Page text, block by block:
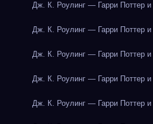
Дж. К. Роулинг — Гарри Поттер
Дж. К. Роулинг — Гарри Поттер
Дж. К. Роулинг — Гарри Поттер
Дж. К. Роулинг — Гарри Поттер
Дж. К. Роулинг — Гарри Поттер